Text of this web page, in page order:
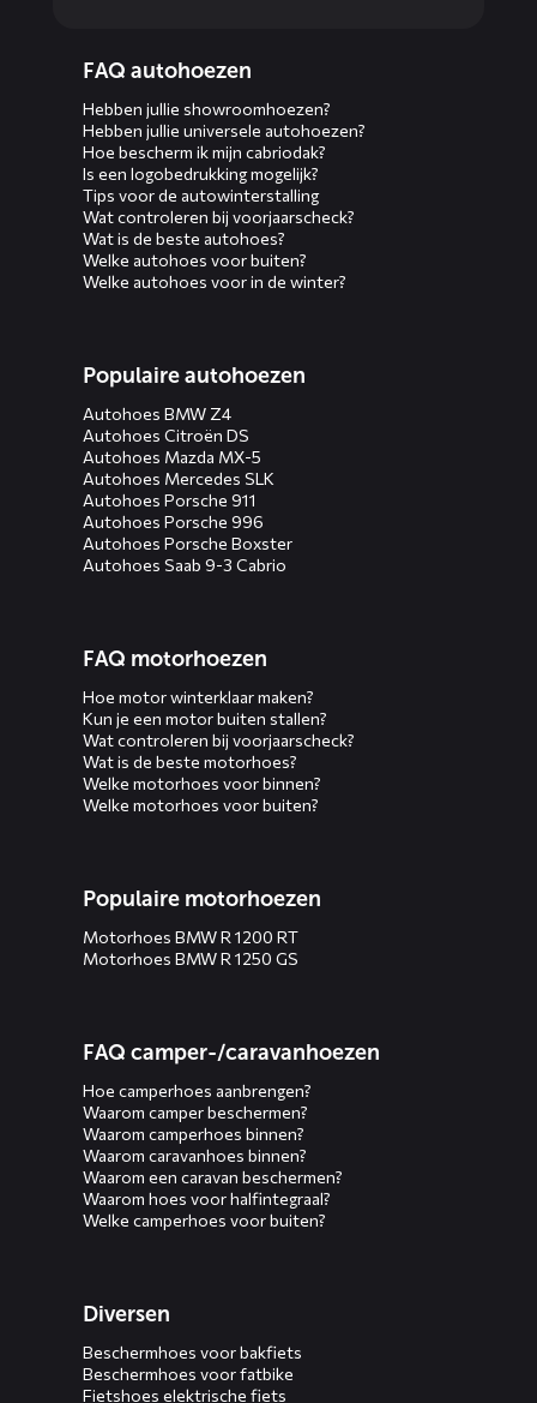
menusFAQ autohoezen
Hebben jullie showroomhoezen?
Hebben jullie universele autohoezen?
Hoe bescherm ik mijn cabriodak?
Is een logobedrukking mogelijk?
Tips voor de autowinterstalling
Wat controleren bij voorjaarscheck?
Wat is de beste autohoes?
Welke autohoes voor buiten?
Welke autohoes voor in de winter?
Populaire autohoezen
Autohoes BMW Z4
Autohoes Citroën DS
Autohoes Mazda MX-5
Autohoes Mercedes SLK
Autohoes Porsche 911
Autohoes Porsche 996
Autohoes Porsche Boxster
Autohoes Saab 9-3 Cabrio
FAQ motorhoezen
Hoe motor winterklaar maken?
Kun je een motor buiten stallen?
Wat controleren bij voorjaarscheck?
Wat is de beste motorhoes?
Welke motorhoes voor binnen?
Welke motorhoes voor buiten?
Populaire motorhoezen
Motorhoes BMW R 1200 RT
Motorhoes BMW R 1250 GS
FAQ camper-/caravanhoezen
Hoe camperhoes aanbrengen?
Waarom camper beschermen?
Waarom camperhoes binnen?
Waarom caravanhoes binnen?
Waarom een caravan beschermen?
Waarom hoes voor halfintegraal?
Welke camperhoes voor buiten?
Diversen
Beschermhoes voor bakfiets
Beschermhoes voor fatbike
Fietshoes elektrische fiets